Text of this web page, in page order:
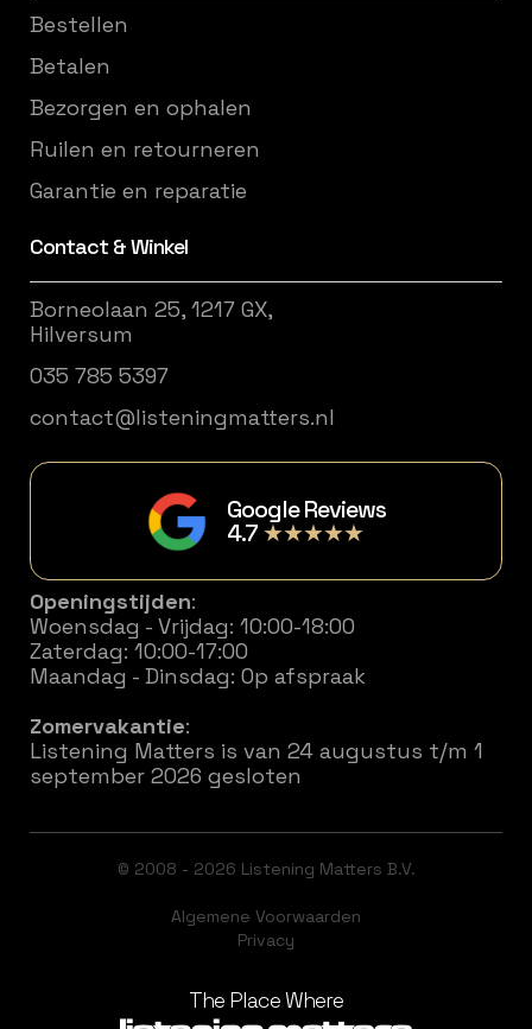
Bestellen
Betalen
Bezorgen en ophalen
Ruilen en retourneren
Garantie en reparatie
Contact & Winkel
Borneolaan 25, 1217 GX,
Hilversum
035 785 5397
contact@listeningmatters.nl
Google Reviews
4.7★★★★★
Openingstijden:
Woensdag - Vrijdag: 10:00-18:00
Zaterdag: 10:00-17:00
Maandag - Dinsdag: Op afspraak
Zomervakantie:
Listening Matters is van 24 augustus t/m 1
september 2026 gesloten
© 2008 - 2026 Listening Matters B.V.
Algemene Voorwaarden
Privacy
The Place Where